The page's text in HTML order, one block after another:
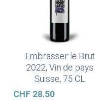
Ajouter Au Panier
Embrasser le Brut
2022, Vin de pays
Suisse, 75 CL
CHF28.50